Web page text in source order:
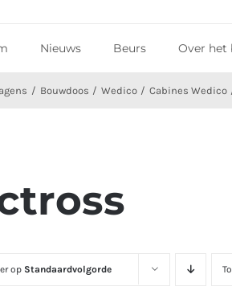
Nieuws Beurs Over het
Bouwdoos Wedico Cabines Wedico
op Standaardvolgorde